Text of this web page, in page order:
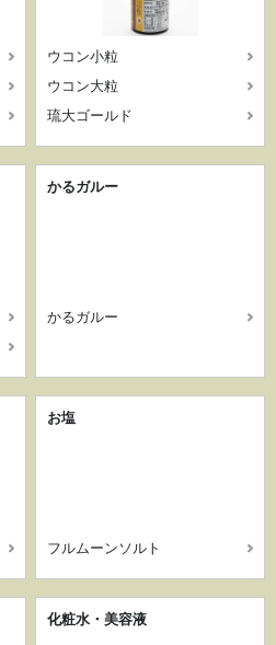
ウコン小粒
ウコン大粒
琉大ゴールド
かるガルー
かるガルー
お塩
フルムーンソルト
化粧水・美容液